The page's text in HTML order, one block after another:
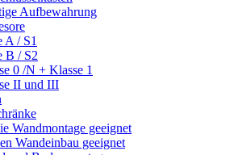
Aufbewahrung
A / S1
B / S2
0 /N + Klasse 1
II und III
Wandmontage geeignet
Wandeinbau geeignet